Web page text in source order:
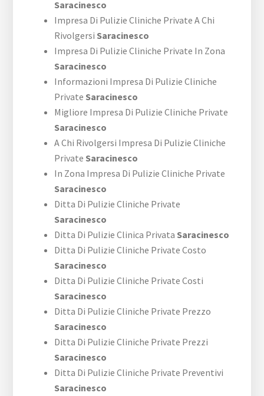
Saracinesco
Impresa Di Pulizie Cliniche Private A Chi
Rivolgersi Saracinesco
Impresa Di Pulizie Cliniche Private In Zona
Saracinesco
Informazioni Impresa Di Pulizie Cliniche
Private Saracinesco
Migliore Impresa Di Pulizie Cliniche Private
Saracinesco
A Chi Rivolgersi Impresa Di Pulizie Cliniche
Private Saracinesco
In Zona Impresa Di Pulizie Cliniche Private
Saracinesco
Ditta Di Pulizie Cliniche Private
Saracinesco
Ditta Di Pulizie Clinica Privata Saracinesco
Ditta Di Pulizie Cliniche Private Costo
Saracinesco
Ditta Di Pulizie Cliniche Private Costi
Saracinesco
Ditta Di Pulizie Cliniche Private Prezzo
Saracinesco
Ditta Di Pulizie Cliniche Private Prezzi
Saracinesco
Ditta Di Pulizie Cliniche Private Preventivi
Saracinesco